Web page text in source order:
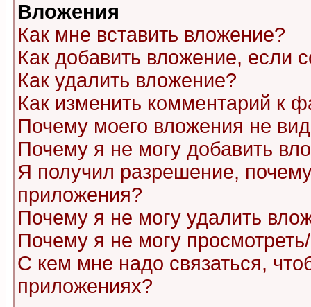
Вложения
Как мне вставить вложение?
Как добавить вложение, если
Как удалить вложение?
Как изменить комментарий к
Почему моего вложения не
Почему я не могу добавить
Я получил разрешение,
приложения?
Почему я не могу удалить
Почему я не могу
С кем мне надо связаться,
приложениях?